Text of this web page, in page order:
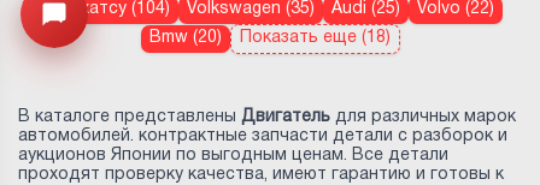
Открыть меню
Дайхатсу (104)
Volkswagen (35) Audi (25)
Volvo (22)
Bmw (20)
Показать еще (18)
В каталоге представлены Двигатель для различных марок
автомобилей. контрактные запчасти детали с разборок и
аукционов Японии по выгодным ценам. Все детали
проходят проверку качества, имеют гарантию и готовы к